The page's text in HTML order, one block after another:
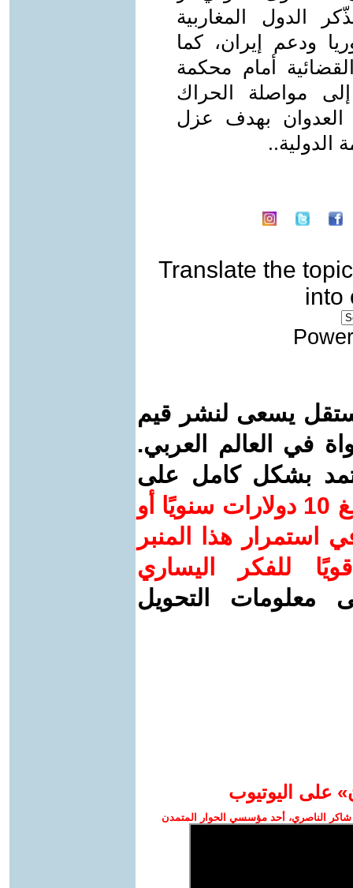
الدول المغاربية
ودعم إيران، كما
أمام محكمة
مواصلة الحراك
العدوان بهدف عزل
الدولية..
Translate the topic
into
يسعى لنشر قيم
في العالم العربي.
بشكل كامل على
ساهم/ي معنا! بدعمكم بمبلغ 10 دولارات سنويًا أو
استمرار هذا المنبر
للفكر اليساري
معلومات التحويل
على اليوتيوب
الناصري، أحد مؤسسي الحوار المتمدن